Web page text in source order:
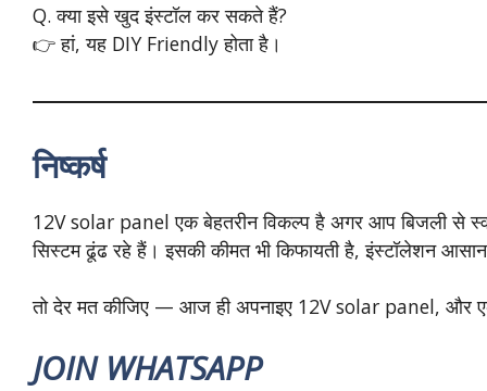
Q. क्या इसे खुद इंस्टॉल कर सकते हैं?
👉 हां, यह DIY Friendly होता है।
निष्कर्ष
12V solar panel एक बेहतरीन विकल्प है अगर आप बिजली से
सिस्टम ढूंढ रहे हैं। इसकी कीमत भी किफायती है, इंस्टॉलेशन
तो देर मत कीजिए — आज ही अपनाइए 12V solar panel, और
JOIN WHATSAPP